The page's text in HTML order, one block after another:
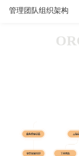
管理团队组织架构